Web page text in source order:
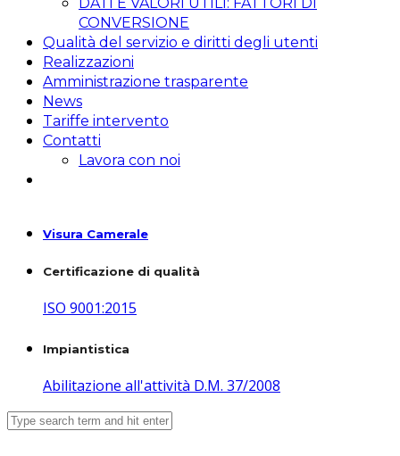
CONVERSIONE
Qualità del servizio e diritti degli utenti
Realizzazioni
Amministrazione trasparente
News
Tariffe intervento
Contatti
Lavora con noi
Visura Camerale
Certificazione di qualità
ISO 9001:2015
Impiantistica
Abilitazione all'attività D.M. 37/2008